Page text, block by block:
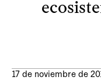
17 de noviembre de